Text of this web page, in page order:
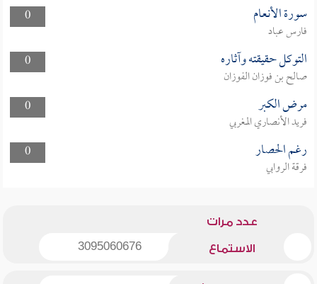
0
سورة الأنعام
فارس عباد
0
التوكل حقيقته وآثاره
صالح بن فوزان الفوزان
0
مرض الكبر
فريد الأنصاري المغربي
0
رغم الحصار
فرقة الروابي
عدد مرات
الاستماع 3095060676